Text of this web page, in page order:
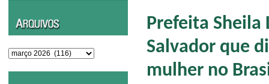
Arquivos
Prefeita Sheila
Salvador que
mulher no